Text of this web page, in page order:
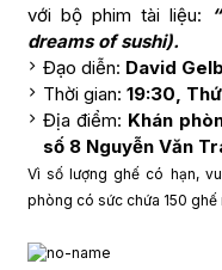
với bộ phim tài liệu:
dreams of sushi).
Đạo diễn: David Gelb
Thời gian: 19:30,
Địa điểm: Khán
số 8 Nguyễn Văn
Vì số lượng ghế có hạn,
phòng có sức chứa 150 ghế